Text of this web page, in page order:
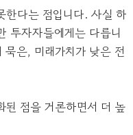
한다는 점입니다. 사실 하
투자자들에게는 다릅니
은, 미래가치가 낮은 전
된 점을 거론하면서 더 높